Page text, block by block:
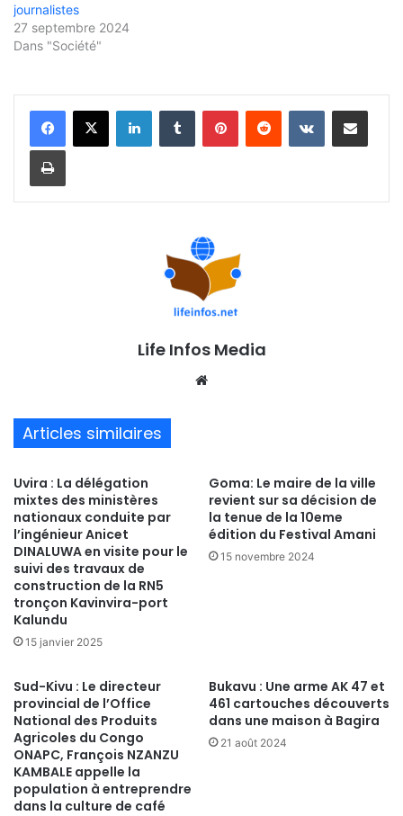
journalistes
27 septembre 2024
Dans "Société"
Life Infos Media
Articles similaires
Uvira : La délégation
mixtes des ministères
nationaux conduite par
l’ingénieur Anicet
DINALUWA en visite pour le
suivi des travaux de
construction de la RN5
tronçon Kavinvira-port
Kalundu
15 janvier 2025
Goma: Le maire de la ville
revient sur sa décision de
la tenue de la 10eme
édition du Festival Amani
15 novembre 2024
Sud-Kivu : Le directeur
provincial de l’Office
National des Produits
Agricoles du Congo
ONAPC, François NZANZU
KAMBALE appelle la
population à entreprendre
dans la culture de café
Bukavu : Une arme AK 47 et
461 cartouches découverts
dans une maison à Bagira
21 août 2024